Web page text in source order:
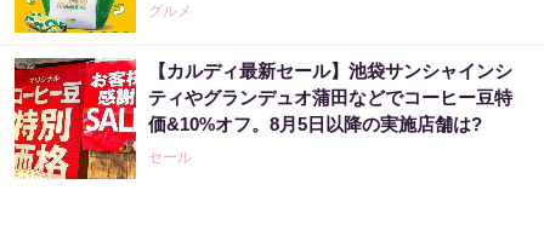
グルメ
【カルディ最新セール】池袋サンシャインシ
ティやグランデュオ蒲田などでコーヒー豆特
価&10%オフ。8月5日以降の実施店舗は?
セール